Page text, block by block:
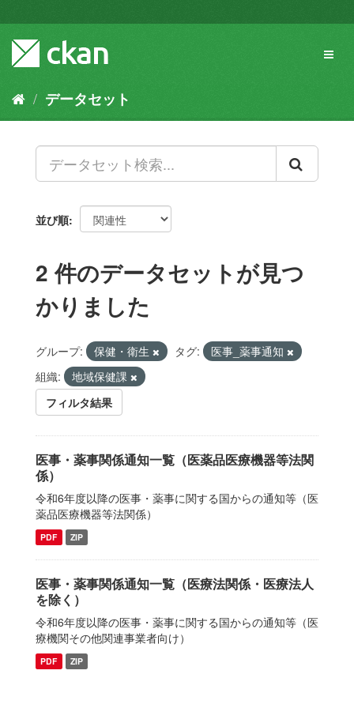
キ
容
データセット
並び順
2 件のデータセットが見つ
かりました
グループ: 保健・衛生 タグ:
医事_薬事通知
組織:
地域保健課
フィルタ結果
医事・薬事関係通知一覧（医薬品医療機器等法関
係）
令和6年度以降の医事・薬事に関する国からの通知等（医
薬品医療機器等法関係）
PDF ZIP
医事・薬事関係通知一覧（医療法関係・医療法人
を除く）
令和6年度以降の医事・薬事に関する国からの通知等（医
療機関その他関連事業者向け）
PDF ZIP